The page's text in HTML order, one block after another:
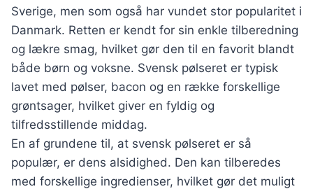
Sverige, men som også har vundet stor popularitet i
Danmark. Retten er kendt for sin enkle tilberedning
og lækre smag, hvilket gør den til en favorit blandt
både børn og voksne. Svensk pølseret er typisk
lavet med pølser, bacon og en række forskellige
grøntsager, hvilket giver en fyldig og
tilfredsstillende middag.
En af grundene til, at svensk pølseret er så
populær, er dens alsidighed. Den kan tilberedes
med forskellige ingredienser, hvilket gør det muligt